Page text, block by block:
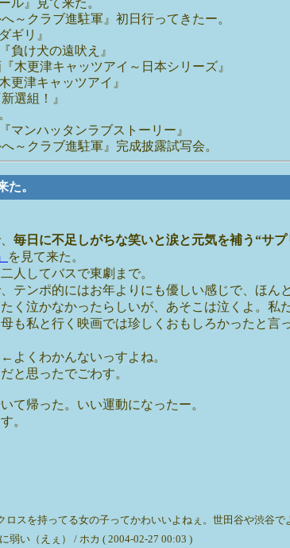
ル』見て来た。
クラブ進駐軍』初日行ってきたー。
ギリ』
負け犬の遠吠え』
更津キャッツアイ～日本シリーズ』
更津キャッツアイ』
選組！』
マンハッタンラブストーリー』
～クラブ進駐軍』完成披露試写会。
。
毎日に不足しがちな笑いと涙と元気を補う“サ
を見て来た。
人してバスで東劇まで。
テンポ的にはお年よりにも優しい感じで、ほん
く泣かなかったらしいが、あそこは泣くよ。私
も私と行く映画では珍しくおもしろかったと言
よくわかんないっすよね。
と思ったでごわす。
て帰った。いい運動になったー。
。
スを持ってる女の子ってかわいいよねぇ。世田谷や渋谷で
弱い（えぇ） / ホカ ( 2004-02-27 00:03 )